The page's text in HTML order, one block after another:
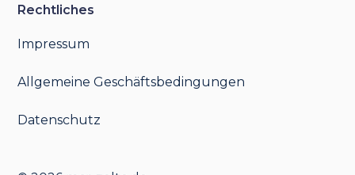
Rechtliches
Impressum
Allgemeine Geschäftsbedingungen
Datenschutz